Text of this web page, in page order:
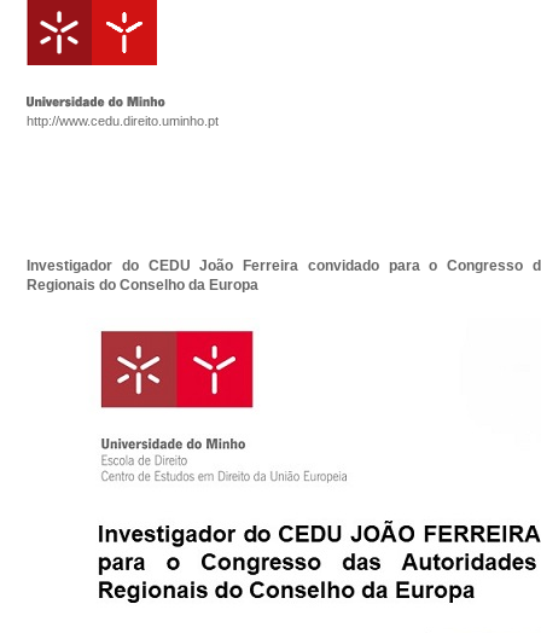
http://www.cedu.direito.uminho.pt
Investigador do CEDU João Ferreira convidado para o Congresso
Regionais do Conselho da Europa